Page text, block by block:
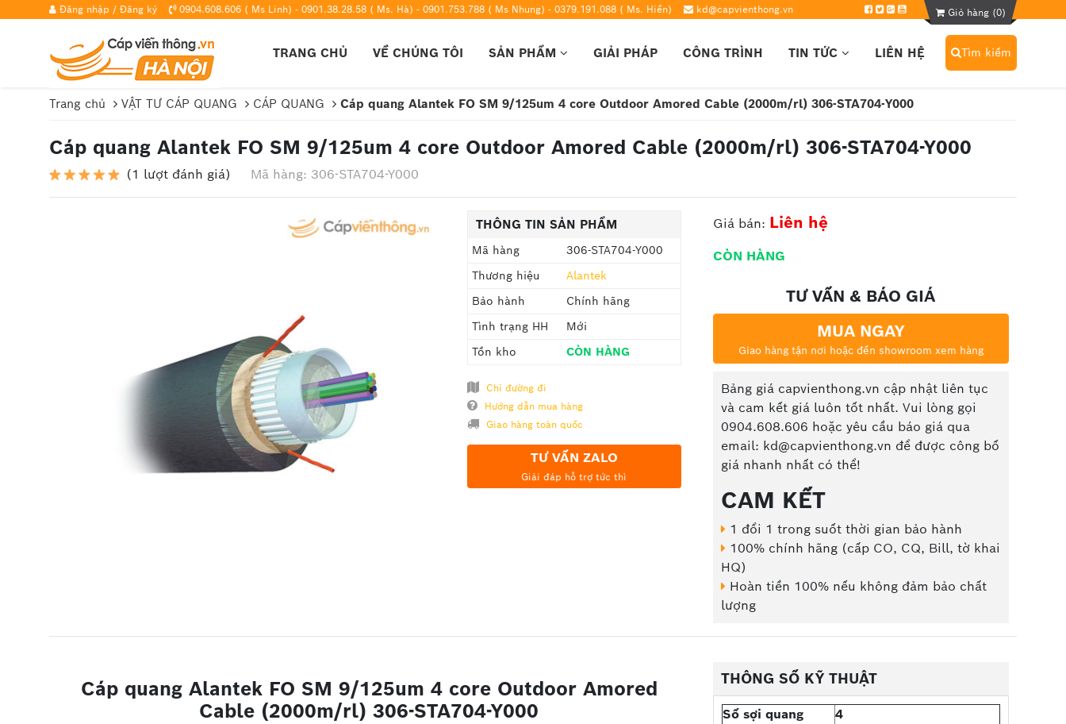
Đăng nhập / Đăng ký 0904.608.606 ( Ms Linh) - 0901.38.28.58 ( Ms. Hà) - 0901.753.788 ( Ms Nhung) - 0379.191.088 ( Ms. Hiền) kd@capvienthong.vn Giỏ hàng (0)
TRANG CHỦ VỀ CHÚNG TÔI SẢN PHẨM GIẢI PHÁP CÔNG TRÌNH TIN TỨC LIÊN HỆ Tìm kiếm
Trang chủ VẬT TƯ CÁP QUANG CÁP QUANG Cáp quang Alantek FO SM 9/125um 4 core Outdoor Amored Cable (2000m/rl) 306-STA704-Y000
Cáp quang Alantek FO SM 9/125um 4 core Outdoor Amored Cable (2000m/rl) 306-STA704-Y000
(1 lượt đánh giá) Mã hàng: 306-STA704-Y000
THÔNG TIN SẢN PHẨM
Mã hàng
306-STA704-Y000
Thương hiệu
Alantek
Bảo hành
Chính hãng
Tình trạng HH
Mới
Tồn kho
CÒN HÀNG
Chỉ đường đi
Hướng dẫn mua hàng
Giao hàng toàn quốc
TƯ VẤN ZALO
Giải đáp hỗ trợ tức thì
Giá bán: Liên hệ
CÒN HÀNG
TƯ VẤN & BÁO GIÁ
MUA NGAY
Giao hàng tận nơi hoặc đến showroom xem hàng
Bảng giá capvienthong.vn cập nhật liên tục
và cam kết giá luôn tốt nhất. Vui lòng gọi
0904.608.606 hoặc yêu cầu báo giá qua
email: kd@capvienthong.vn để được công bố
giá nhanh nhất có thể!
CAM KẾT
1 đổi 1 trong suốt thời gian bảo hành
100% chính hãng (cấp CO, CQ, Bill, tờ khai
HQ)
Hoàn tiền 100% nếu không đảm bảo chất
lượng
Cáp quang Alantek FO SM 9/125um 4 core Outdoor Amored
Cable (2000m/rl) 306-STA704-Y000
THÔNG SỐ KỸ THUẬT
Số sợi quang
4